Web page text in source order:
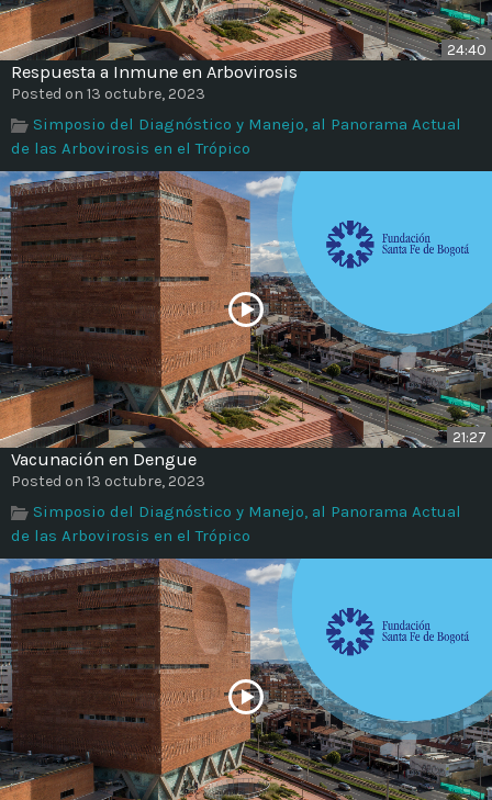
24:40
Respuesta a Inmune en Arbovirosis
Posted on 13 octubre, 2023
Simposio del Diagnóstico y Manejo, al Panorama Actual
de las Arbovirosis en el Trópico
21:27
Vacunación en Dengue
Posted on 13 octubre, 2023
Simposio del Diagnóstico y Manejo, al Panorama Actual
de las Arbovirosis en el Trópico